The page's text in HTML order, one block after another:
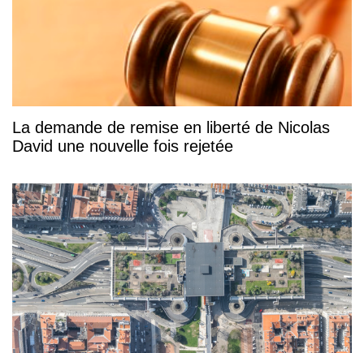
La demande de remise en liberté de Nicolas
David une nouvelle fois rejetée